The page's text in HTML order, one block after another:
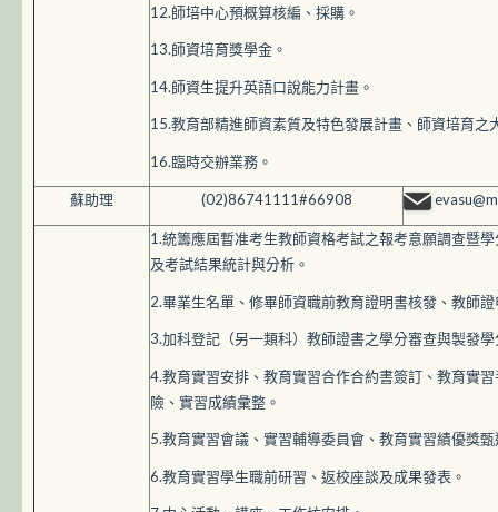
12.師培中心預概算核編、採購。
13.師資培育獎學金。
14.師資生提升英語口說能力計畫。
15.教育部精進師資素質及特色發展計畫、師資培育之
16.臨時交辦業務。
蘇助理 (02)86741111#66908
1.統籌應屆暫准考生教師資格考試之報考意願調查暨
及考試結果統計與分析。
2.畢業生名單、修畢師資職前教育證明書核發、教師
3.加科登記（另一類科）教師證書之學分審查與製發
4.教育實習安排、教育實習合作合約書簽訂、教育實
險、實習成績彙整。
5.教育實習會議、實習輔導委員會、教育實習績優獎甄
6.教育實習學生職前研習、返校座談及成果發表。